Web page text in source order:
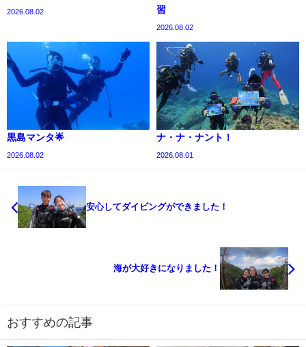
2026.08.02
習
2026.08.02
黒島マンタ🌟
2026.08.02
ナ・ナ・ナント！
2026.08.01
安心してダイビングができました！
海が大好きになりました！
おすすめの記事